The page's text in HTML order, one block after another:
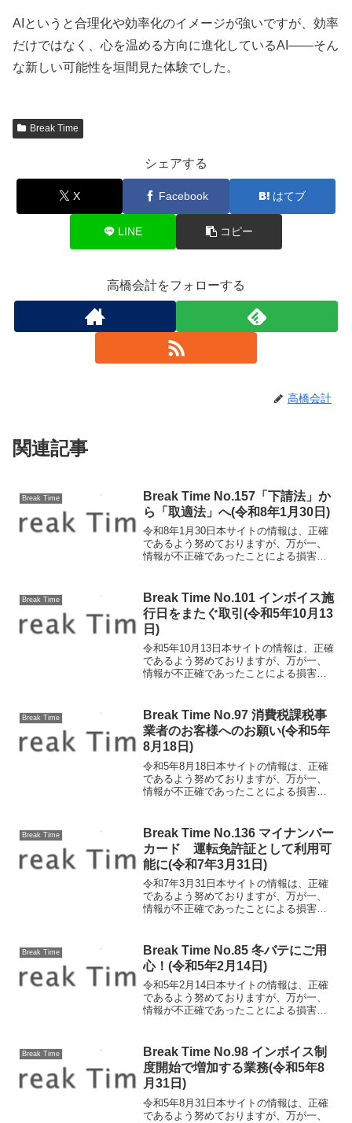
AIというと合理化や効率化のイメージが強いですが、効率
だけではなく、心を温める方向に進化しているAI――そん
な新しい可能性を垣間見た体験でした。
Break Time
シェアする
X Facebook はてブ
LINE コピー
高橋会計をフォローする
高橋会計
関連記事
Break Time
Break Time No.157「下請法」か
ら「取適法」へ(令和8年1月30日)
令和8年1月30日本サイトの情報は、正確
であるよう努めておりますが、万が一、
情報が不正確であったことによる損害に
適正化法」（通称：「取適法」）として
新たに施行されました...
Break Time
Break Time No.101 インボイス施
行日をまたぐ取引(令和5年10月13
日)
令和5年10月13日本サイトの情報は、正確
であるよう努めておりますが、万が一、
情報が不正確であったことによる損害に
ついにインボイス制度の施行が開始され
ました。今回は...
Break Time
Break Time No.97 消費税課税事
業者のお客様へのお願い(令和5年
8月18日)
令和5年8月18日本サイトの情報は、正確
であるよう努めておりますが、万が一、
情報が不正確であったことによる損害に
ンボイス制度開始まで残り1か月半となり
ました。今回は、「...
Break Time
Break Time No.136 マイナンバー
カード 運転免許証として利用可
能に(令和7年3月31日)
令和7年3月31日本サイトの情報は、正確
であるよう努めておりますが、万が一、
情報が不正確であったことによる損害に
用可能に 2025年3月24日から、マイナ
ンバーカードを...
Break Time
Break Time No.85 冬バテにご用
心！(令和5年2月14日)
令和5年2月14日本サイトの情報は、正確
であるよう努めておりますが、万が一、
情報が不正確であったことによる損害に
るいと感じる方はいらっしゃいません
か。その体の不調、冬バ...
Break Time
Break Time No.98 インボイス制
度開始で増加する業務(令和5年8
月31日)
令和5年8月31日本サイトの情報は、正確
であるよう努めておりますが、万が一、